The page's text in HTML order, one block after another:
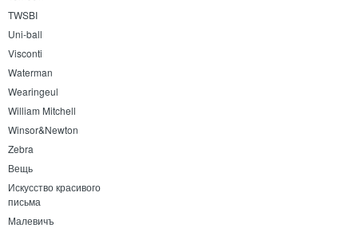
TWSBI
Uni-ball
Visconti
Waterman
Wearingeul
William Mitchell
Winsor&Newton
Zebra
Вещь
Искусство красивого
письма
Малевичъ